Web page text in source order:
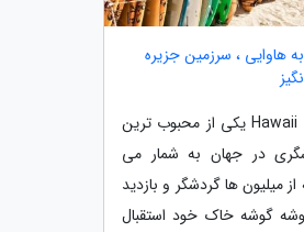
هاوایی ، سرزمین جزیره
جزایر هاوایی Hawaii یکی از محبوب ترین
در جهان به شمار می
از میلیون ها گردشگر و بازدید
گوشه خاک خود استقبال